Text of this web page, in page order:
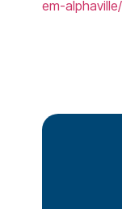
em-alphaville/